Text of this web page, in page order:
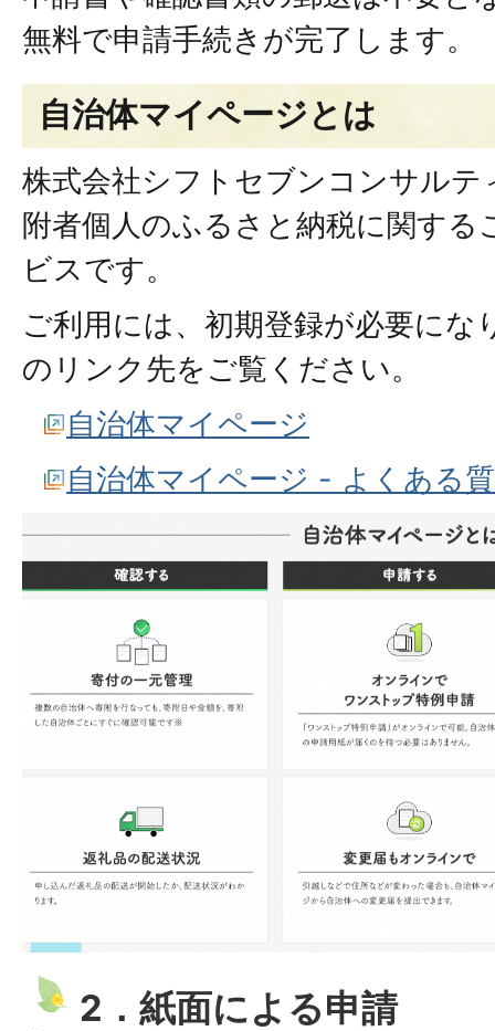
無料で申請手続きが完了します。
自治体マイページとは
株式会社シフトセブンコンサルテ
附者個人のふるさと納税に関する
ビスです。
ご利用には、初期登録が必要にな
のリンク先をご覧ください。
自治体マイページ
自治体マイページ - よくある
2．紙面による申請